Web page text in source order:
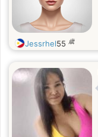
Jessrhel55 歳